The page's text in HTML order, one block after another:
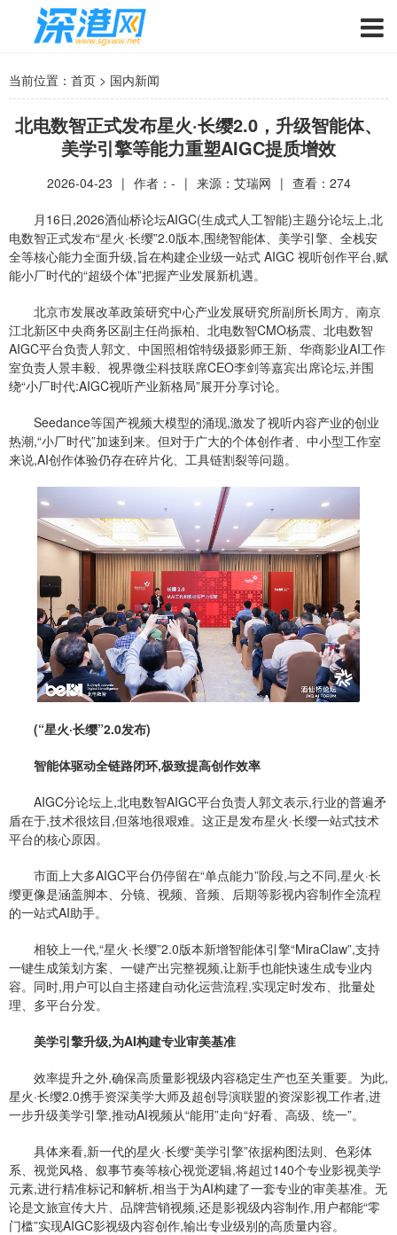
当前位置： 首页 > 国内新闻
北电数智正式发布星火·长缨2.0，升级智能体、
美学引擎等能力重塑AIGC提质增效
2026-04-23 | 作者：- | 来源：艾瑞网 | 查看： 274
月16日,2026酒仙桥论坛AIGC(生成式人工智能)主题分论坛上,北
电数智正式发布“星火·长缨”2.0版本,围绕智能体、美学引擎、全栈安
全等核心能力全面升级,旨在构建企业级一站式 AIGC 视听创作平台,赋
能小厂时代的“超级个体”把握产业发展新机遇。
北京市发展改革政策研究中心产业发展研究所副所长周方、南京
江北新区中央商务区副主任尚振柏、北电数智CMO杨震、北电数智
AIGC平台负责人郭文、中国照相馆特级摄影师王新、华商影业AI工作
室负责人景丰毅、视界微尘科技联席CEO李剑等嘉宾出席论坛,并围
绕“小厂时代:AIGC视听产业新格局”展开分享讨论。
Seedance等国产视频大模型的涌现,激发了视听内容产业的创业
热潮,“小厂时代”加速到来。但对于广大的个体创作者、中小型工作室
来说,AI创作体验仍存在碎片化、工具链割裂等问题。
(“星火·长缨”2.0发布)
智能体驱动全链路闭环,极致提高创作效率
AIGC分论坛上,北电数智AIGC平台负责人郭文表示,行业的普遍矛
盾在于,技术很炫目,但落地很艰难。这正是发布星火·长缨一站式技术
平台的核心原因。
市面上大多AIGC平台仍停留在“单点能力”阶段,与之不同,星火·长
缨更像是涵盖脚本、分镜、视频、音频、后期等影视内容制作全流程
的一站式AI助手。
相较上一代,“星火·长缨”2.0版本新增智能体引擎“MiraClaw”,支持
一键生成策划方案、一键产出完整视频,让新手也能快速生成专业内
容。同时,用户可以自主搭建自动化运营流程,实现定时发布、批量处
理、多平台分发。
美学引擎升级,为AI构建专业审美基准
效率提升之外,确保高质量影视级内容稳定生产也至关重要。为此,
星火·长缨2.0携手资深美学大师及超创导演联盟的资深影视工作者,进
一步升级美学引擎,推动AI视频从“能用”走向“好看、高级、统一”。
具体来看,新一代的星火·长缨“美学引擎”依据构图法则、色彩体
系、视觉风格、叙事节奏等核心视觉逻辑,将超过140个专业影视美学
元素,进行精准标记和解析,相当于为AI构建了一套专业的审美基准。无
论是文旅宣传大片、品牌营销视频,还是影视级内容制作,用户都能“零
门槛”实现AIGC影视级内容创作,输出专业级别的高质量内容。